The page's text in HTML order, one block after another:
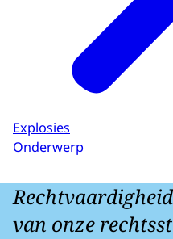
Explosies
Onderwerp
van onze